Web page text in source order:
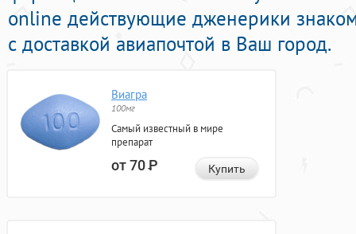
online действующие дженерики
с доставкой авиапочтой в Ваш город.
Виагра
100мг
Самый известный в мире
препарат
от 70Р Купить